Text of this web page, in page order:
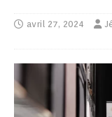
avril 27, 2024